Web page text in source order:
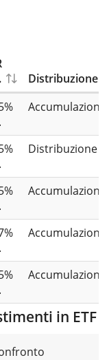
Distribuzione
Accumulazione
Distribuzione
Accumulazione
Accumulazione
Accumulazione
in ETF